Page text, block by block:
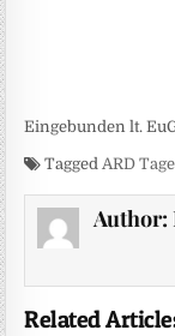
Eingebunden lt.
Tagged ARD
Author:
Related